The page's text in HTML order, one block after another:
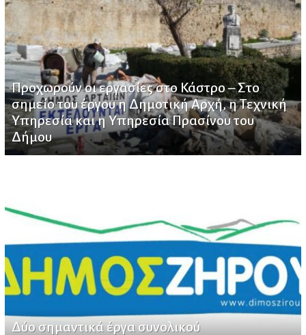
Προχωρούν οι εργασίες στο Κάστρο – Στο
σημείο του έργου η Δημοτική Αρχή, η Τεχνική
Υπηρεσία και η Υπηρεσία Πρασίνου του
Δήμου
Δύο σημαντικά έργα συνολικού